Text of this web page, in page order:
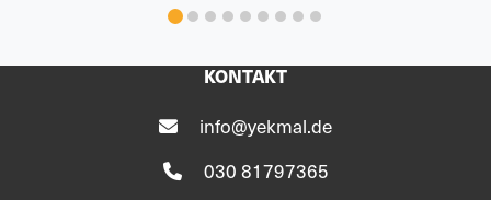
KONTAKT
info@yekmal.de
030 81797365